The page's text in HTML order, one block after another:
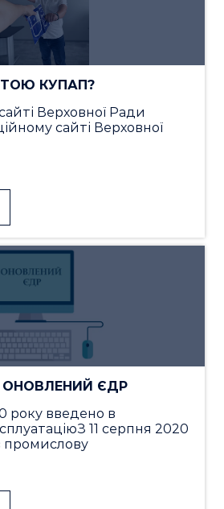
КУПАП?
Верховної Ради
сайті Верховної
ЄДР
року введено в
11 серпня 2020
промислову